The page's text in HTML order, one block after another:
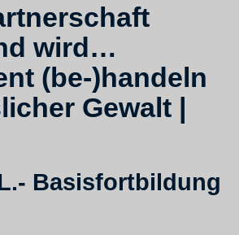
wird…
(be-)handeln
Gewalt |
Basisfortbildung